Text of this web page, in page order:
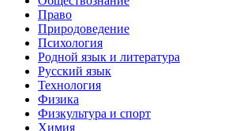
Право
Природоведение
Психология
Родной язык и литература
Русский язык
Технология
Физика
Физкультура и спорт
Химия